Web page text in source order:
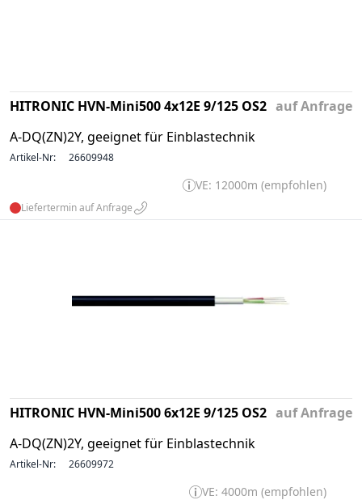
HITRONIC HVN-Mini500 4x12E 9/125 OS2
A-DQ(ZN)2Y, geeignet für Einblastechnik
auf Anfrage
Artikel-Nr: 26609948
VE: 12000m (empfohlen)
Liefertermin auf Anfrage
HITRONIC HVN-Mini500 6x12E 9/125 OS2
A-DQ(ZN)2Y, geeignet für Einblastechnik
auf Anfrage
Artikel-Nr: 26609972
VE: 4000m (empfohlen)